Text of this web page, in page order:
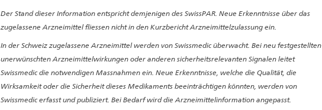
Der Stand dieser Information entspricht demjenigen des SwissPAR. Neue Erkenntnisse über das
zugelassene Arzneimittel fliessen nicht in den Kurzbericht Arzneimittelzulassung ein.
In der Schweiz zugelassene Arzneimittel werden von Swissmedic überwacht. Bei neu festgestellten
unerwünschten Arzneimittelwirkungen oder anderen sicherheitsrelevanten Signalen leitet
Swissmedic die notwendigen Massnahmen ein. Neue Erkenntnisse, welche die Qualität, die
Wirksamkeit oder die Sicherheit dieses Medikaments beeinträchtigen könnten, werden von
Swissmedic erfasst und publiziert. Bei Bedarf wird die Arzneimittelinformation angepasst.